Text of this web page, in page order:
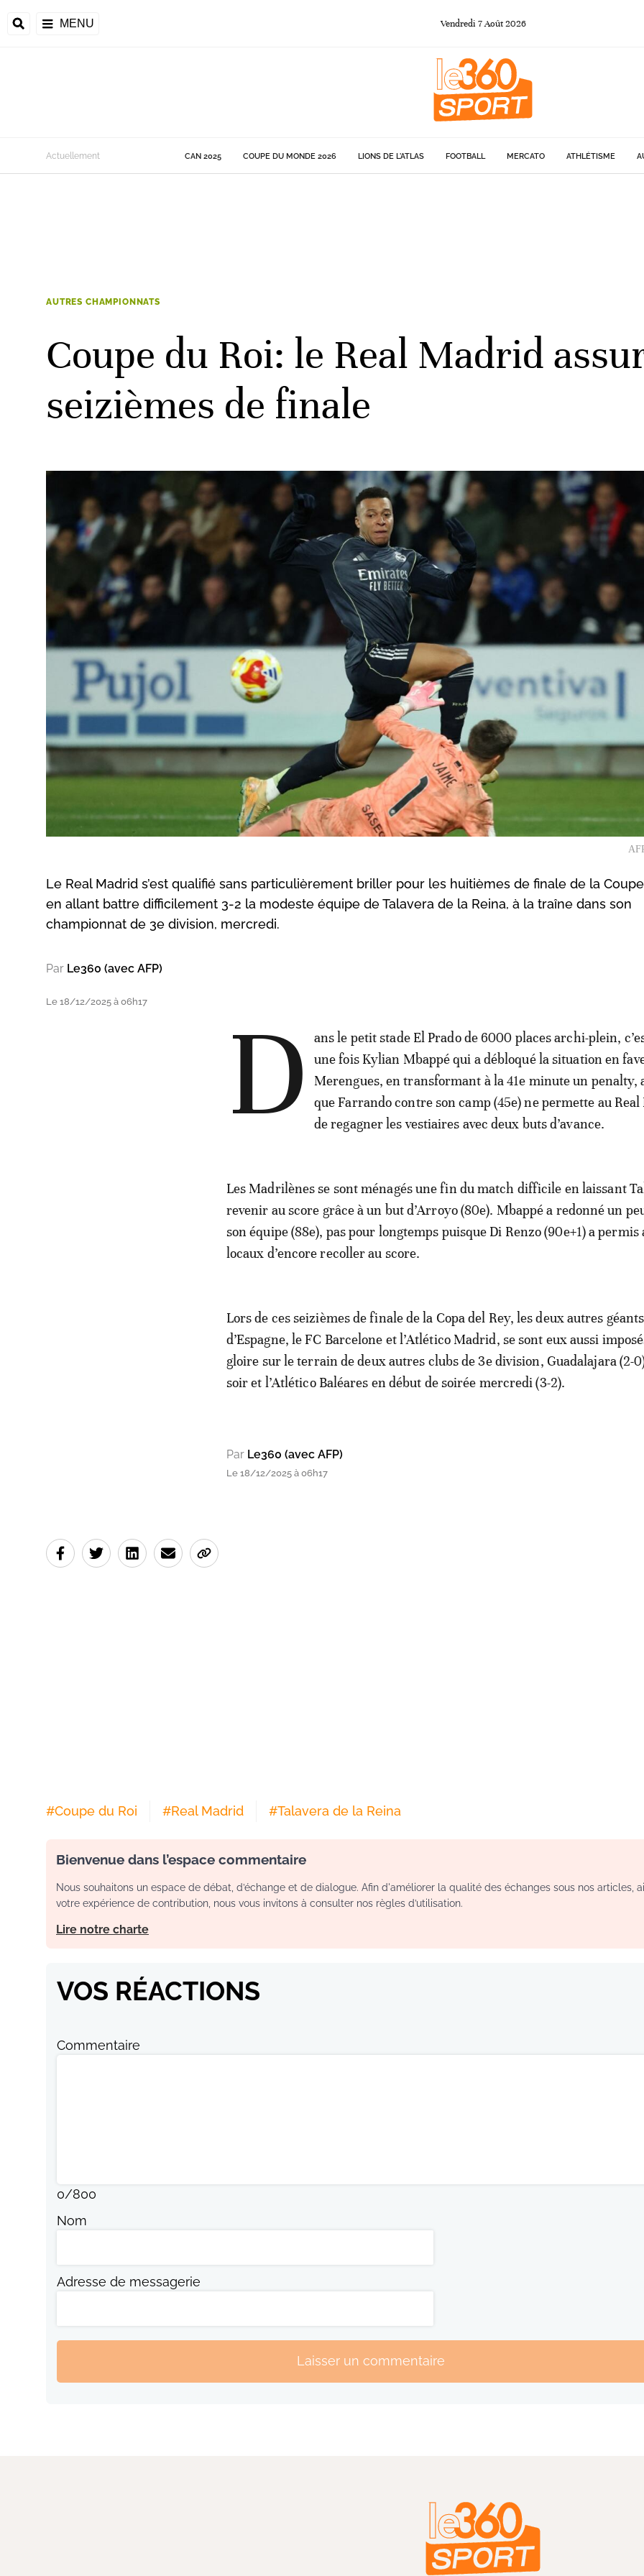
MENU Vendredi 7Août 2026
de la CAF
Actuellement CAN 2025 COUPE DU MONDE 2026 LIONS DE L'ATLAS FOOTBALL MERCATO ATHLÉTISME
AUTRES CHAMPIONNATS
Coupe du Roi: le Real Madrid
seizièmes de finale
Le Real Madrid s’est qualifié sans particulièrement briller pour les huitièmes de finale de la
en allant battre difficilement 3-2 la modeste équipe de Talavera de la Reina, à la traîne dans son
championnat de 3e division, mercredi.
Par Le360 (avec AFP)
Le 18/12/2025 à 06h17 D
ans le petit stade El Prado de 6000 places archi-plein,
une fois Kylian Mbappé qui a débloqué la situation en
Merengues, en transformant à la 41e minute un penalty,
que Farrando contre son camp (45e) ne permette au
de regagner les vestiaires avec deux buts d’avance.
Les Madrilènes se sont ménagés une fin du match difficile en laissant
revenir au score grâce à un but d’Arroyo (80e). Mbappé a redonné un
son équipe (88e), pas pour longtemps puisque Di Renzo (90e+1) a permis
locaux d’encore recoller au score.
Lors de ces seizièmes de finale de la Copa del Rey, les deux autres géants
d’Espagne, le FC Barcelone et l’Atlético Madrid, se sont eux aussi
gloire sur le terrain de deux autres clubs de 3e division, Guadalajara (2-
soir et l’Atlético Baléares en début de soirée mercredi (3-2).
Par Le360 (avec AFP)
Le 18/12/2025 à 06h17
#Coupe du Roi #Real Madrid #Talavera de la Reina
Bienvenue dans l’espace commentaire
Nous souhaitons un espace de débat, d’échange et de dialogue. Afin d'améliorer la qualité des échanges sous nos articles,
votre expérience de contribution, nous vous invitons à consulter nos règles d’utilisation.
Lire notre charte
VOS RÉACTIONS
Commentaire
0/800
Nom
Adresse de messagerie
Laisser un commentaire